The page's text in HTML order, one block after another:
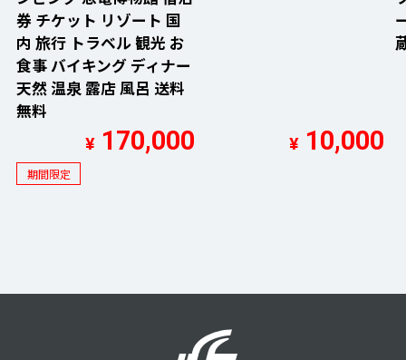
券 チケット リゾート 国
内 旅行 トラベル 観光 お
食事 バイキング ディナー
天然 温泉 露店 風呂 送料
無料
¥ 170,000
期間限定
¥ 10,000